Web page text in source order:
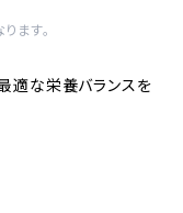
ます。
適な栄養バランスを